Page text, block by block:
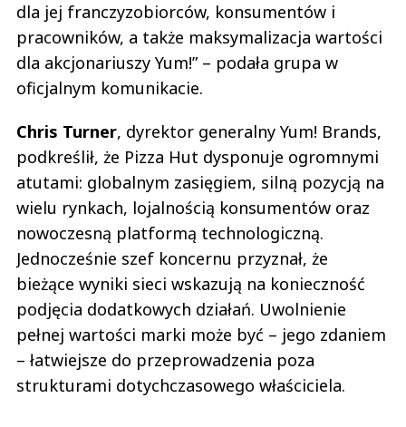
dla jej franczyzobiorców, konsumentów i
pracowników, a także maksymalizacja wartości
dla akcjonariuszy Yum!” – podała grupa w
oficjalnym komunikacie.
Chris Turner, dyrektor generalny Yum! Brands,
podkreślił, że Pizza Hut dysponuje ogromnymi
atutami: globalnym zasięgiem, silną pozycją na
wielu rynkach, lojalnością konsumentów oraz
nowoczesną platformą technologiczną.
Jednocześnie szef koncernu przyznał, że
bieżące wyniki sieci wskazują na konieczność
podjęcia dodatkowych działań. Uwolnienie
pełnej wartości marki może być – jego zdaniem
– łatwiejsze do przeprowadzenia poza
strukturami dotychczasowego właściciela.